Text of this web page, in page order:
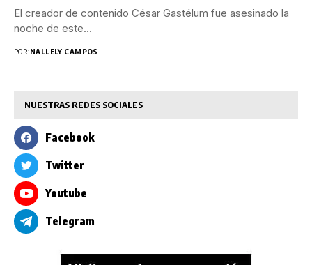
El creador de contenido César Gastélum fue asesinado la
noche de este...
POR:NALLELY CAMPOS
NUESTRAS REDES SOCIALES
Facebook
Twitter
Youtube
Telegram